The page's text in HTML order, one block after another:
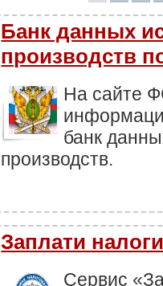
Банк данных
производств
На сайте
банк
производств.
Заплати
Сервис